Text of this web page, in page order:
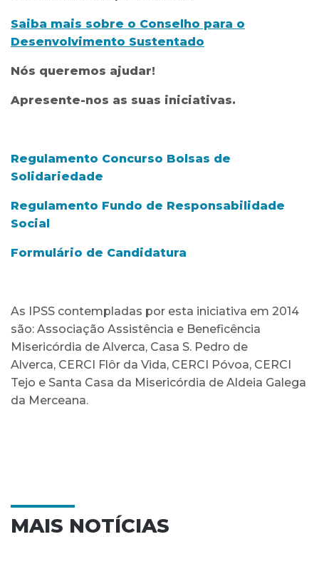
Saiba mais sobre o Conselho para o
Desenvolvimento Sustentado
Nós queremos ajudar!
Apresente-nos as suas iniciativas.
Regulamento Concurso Bolsas de
Solidariedade
Regulamento Fundo de Responsabilidade
Social
Formulário de Candidatura
As IPSS contempladas por esta iniciativa em 2014
são: Associação Assistência e Beneficência
Misericórdia de Alverca, Casa S. Pedro de
Alverca, CERCI Flôr da Vida, CERCI Póvoa, CERCI
Tejo e Santa Casa da Misericórdia de Aldeia Galega
da Merceana.
MAIS NOTÍCIAS